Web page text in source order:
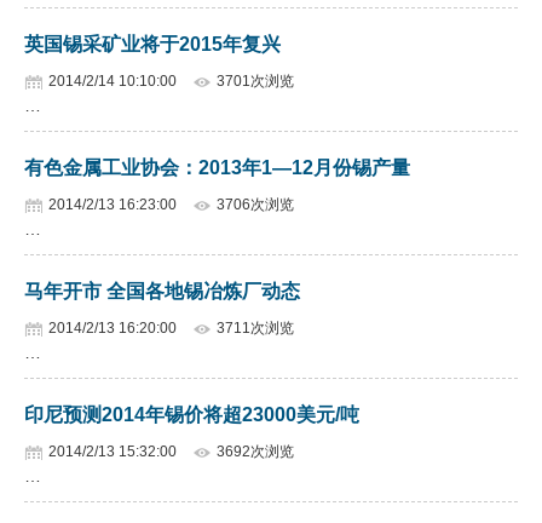
科技
党建工作
企业文化
《资源再生》杂志
行情报价
数字报
英国锡采矿业将于2015年复兴
2014/2/14 10:10:00 3701次浏览
有色金属工业协会：2013年1—12月份锡产量
2014/2/13 16:23:00 3706次浏览
马年开市 全国各地锡冶炼厂动态
2014/2/13 16:20:00 3711次浏览
印尼预测2014年锡价将超23000美元/吨
2014/2/13 15:32:00 3692次浏览